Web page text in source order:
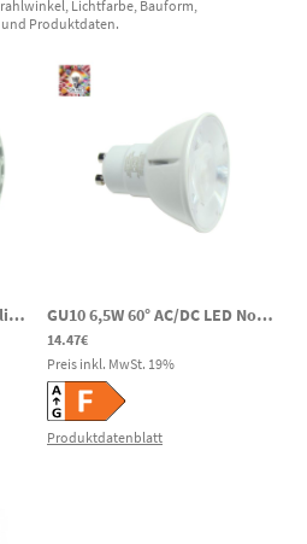
Lichtfarbe, Bauform,
Produktdaten.
GU10 5W 30° AC/DC LED Notlicht Spot PAR16 400lm 2700K 185-269VV DC 230V AC GU10 6,5W 60° AC/DC LED Notlicht Spot CRI90 550lm 3000K 80-269V DC 220-240V AC
14.47€
Preis inkl. MwSt. 19%
Produktdatenblatt